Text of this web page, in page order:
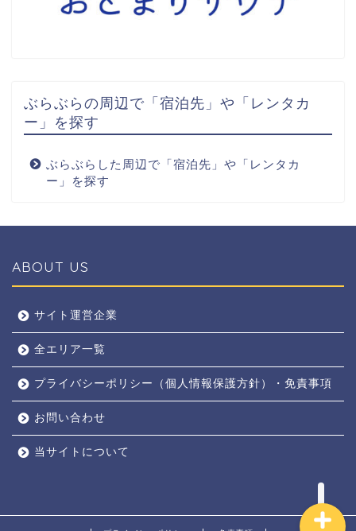
ぶらぶらの周辺で「宿泊先」や「レンタカ
ー」を探す
ぶらぶらした周辺で「宿泊先」や「レンタカ
ー」を探す
ABOUT US
サイト運営企業
全エリア一覧
プライバシーポリシー（個人情報保護方針）・免責事項
お問い合わせ
当サイトについて
奈良